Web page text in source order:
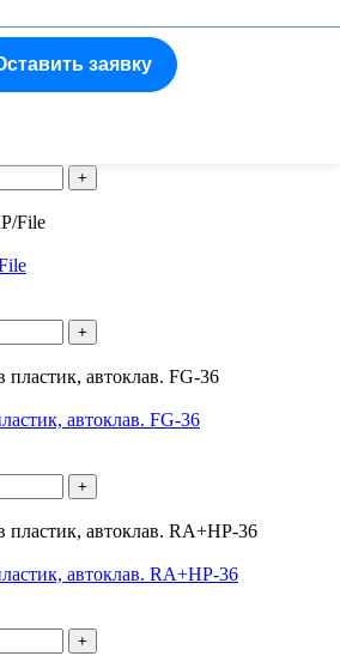
+
+
+
автоклав. FG-36
+
автоклав. RA+HP-36
+
заявку